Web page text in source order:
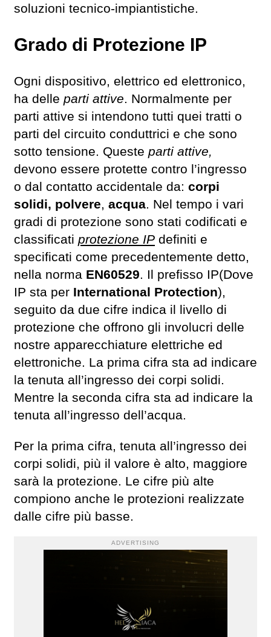
soluzioni tecnico-impiantistiche.
Grado di Protezione IP
Ogni dispositivo, elettrico ed elettronico,
ha delle parti attive. Normalmente per
parti attive si intendono tutti quei tratti o
parti del circuito conduttrici e che sono
sotto tensione. Queste parti attive,
devono essere protette contro l’ingresso
o dal contatto accidentale da: corpi
solidi, polvere, acqua. Nel tempo i vari
gradi di protezione sono stati codificati e
classificati protezione IP definiti e
specificati come precedentemente detto,
nella norma EN60529. Il prefisso IP(Dove
IP sta per International Protection),
seguito da due cifre indica il livello di
protezione che offrono gli involucri delle
nostre apparecchiature elettriche ed
elettroniche. La prima cifra sta ad indicare
la tenuta all’ingresso dei corpi solidi.
Mentre la seconda cifra sta ad indicare la
tenuta all’ingresso dell’acqua.
Per la prima cifra, tenuta all’ingresso dei
corpi solidi, più il valore è alto, maggiore
sarà la protezione. Le cifre più alte
compiono anche le protezioni realizzate
dalle cifre più basse.
ADVERTISING